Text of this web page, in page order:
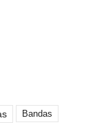
Bandas